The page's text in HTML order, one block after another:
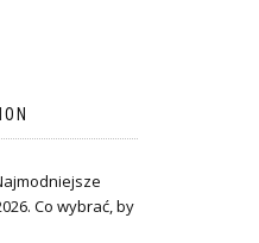
Co wybrać, by